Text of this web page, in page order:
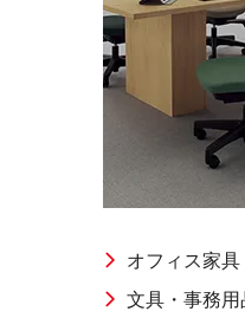
オフィス家具
文具・事務用
オープンコミ